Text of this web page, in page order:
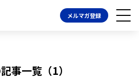
メルマガ登録
事一覧（1）